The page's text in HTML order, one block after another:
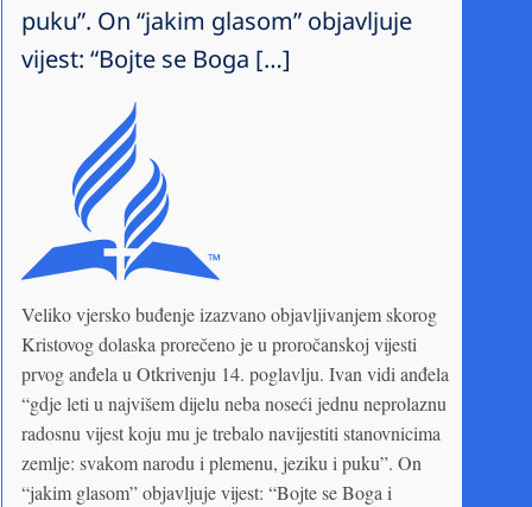
puku”. On “jakim glasom” objavljuje
vijest: “Bojte se Boga […]
Veliko vjersko buđenje izazvano objavljivanjem skorog
Kristovog dolaska prorečeno je u proročanskoj vijesti
prvog anđela u Otkrivenju 14. poglavlju. Ivan vidi anđela
“gdje leti u najvišem dijelu neba noseći jednu neprolaznu
radosnu vijest koju mu je trebalo navijestiti stanovnicima
zemlje: svakom narodu i plemenu, jeziku i puku”. On
“jakim glasom” objavljuje vijest: “Bojte se Boga i